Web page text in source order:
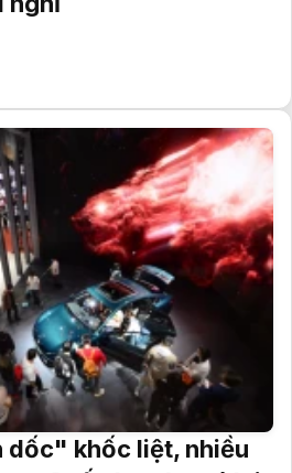
dốc" khốc liệt, nhiều